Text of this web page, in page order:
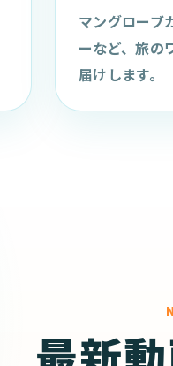
マングローブ
ーなど、旅の
届けします。